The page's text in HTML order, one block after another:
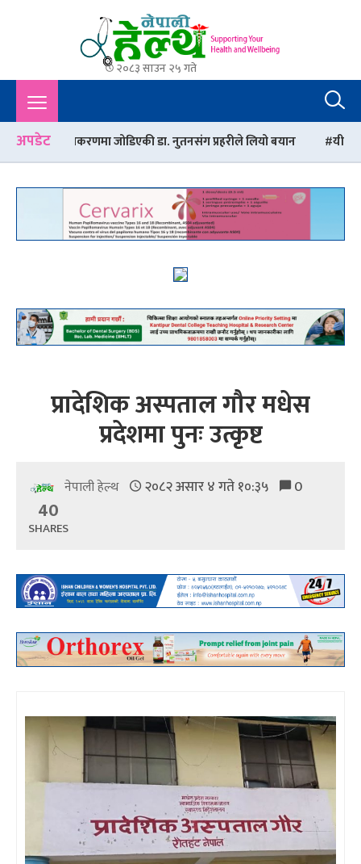
Nepali Health
A Complete Health News Portal From Nepal : Article, Tips,
Sex, Beauty, Policy, Interview, International Health, Nepal
Health,
२०८३ साउन २५ गते
अपडेट
जोडिएकी डा. नुतनसंग प्रहरीले लियो बयान यी हुन् बर्षाको समयमा
प्रादेशिक अस्पताल गौर मधेस
प्रदेशमा पुनः उत्कृष्ट
नेपाली हेल्थ २०८२ असार ४ गते १०:३५ 0
40
SHARES